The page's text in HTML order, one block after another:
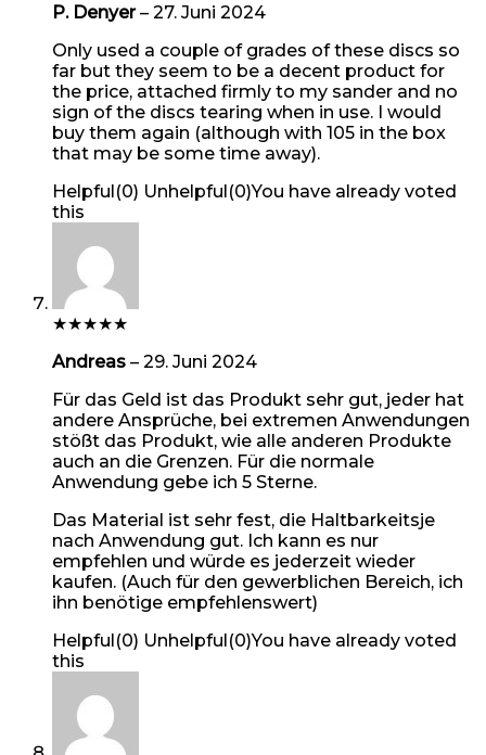
P. Denyer– 27. Juni 2024
Only used a couple of grades of these discs so
far but they seem to be a decent product for
the price, attached firmly to my sander and no
sign of the discs tearing when in use. I would
buy them again (although with 105 in the box
that may be some time away).
Helpful(0) Unhelpful(0)You have already voted
this
★★★★★
Andreas – 29. Juni 2024
Für das Geld ist das Produkt sehr gut, jeder hat
andere Ansprüche, bei extremen Anwendungen
stößt das Produkt, wie alle anderen Produkte
auch an die Grenzen. Für die normale
Anwendung gebe ich 5 Sterne.
Das Material ist sehr fest, die Haltbarkeitsje
nach Anwendung gut. Ich kann es nur
empfehlen und würde es jederzeit wieder
kaufen. (Auch für den gewerblichen Bereich, ich
ihn benötige empfehlenswert)
Helpful(0) Unhelpful(0)You have already voted
this